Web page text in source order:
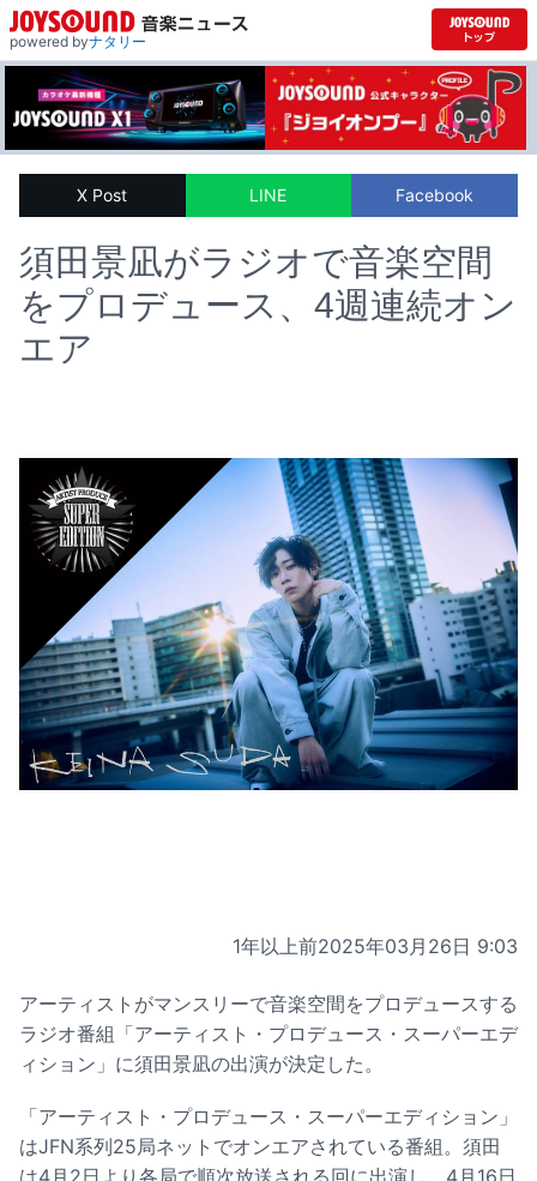
powered byナタリー
X Post LINE Facebook
須田景凪がラジオで音楽空間
をプロデュース、4週連続オン
エア
1年以上前2025年03月26日 9:03
アーティストがマンスリーで音楽空間をプロデュースする
ラジオ番組「アーティスト・プロデュース・スーパーエデ
ィション」に須田景凪の出演が決定した。
「アーティスト・プロデュース・スーパーエディション」
はJFN系列25局ネットでオンエアされている番組。須田
は4月2日より各局で順次放送される回に出演し、4月16日